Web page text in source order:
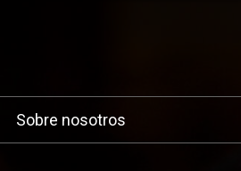
Sobre nosotros